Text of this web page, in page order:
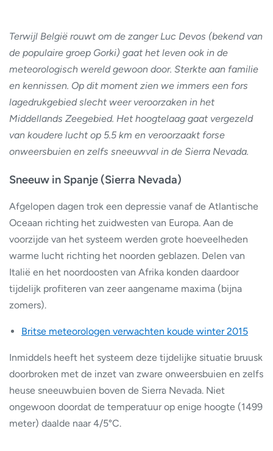
Terwijl België rouwt om de zanger Luc Devos (bekend van
de populaire groep Gorki) gaat het leven ook in de
meteorologisch wereld gewoon door. Sterkte aan familie
en kennissen. Op dit moment zien we immers een fors
lagedrukgebied slecht weer veroorzaken in het
Middellands Zeegebied. Het hoogtelaag gaat vergezeld
van koudere lucht op 5.5 km en veroorzaakt forse
onweersbuien en zelfs sneeuwval in de Sierra Nevada.
Sneeuw in Spanje (Sierra Nevada)
Afgelopen dagen trok een depressie vanaf de Atlantische
Oceaan richting het zuidwesten van Europa. Aan de
voorzijde van het systeem werden grote hoeveelheden
warme lucht richting het noorden geblazen. Delen van
Italië en het noordoosten van Afrika konden daardoor
tijdelijk profiteren van zeer aangename maxima (bijna
zomers).
Britse meteorologen verwachten koude winter 2015
Inmiddels heeft het systeem deze tijdelijke situatie bruusk
doorbroken met de inzet van zware onweersbuien en zelfs
heuse sneeuwbuien boven de Sierra Nevada. Niet
ongewoon doordat de temperatuur op enige hoogte (1499
meter) daalde naar 4/5°C.